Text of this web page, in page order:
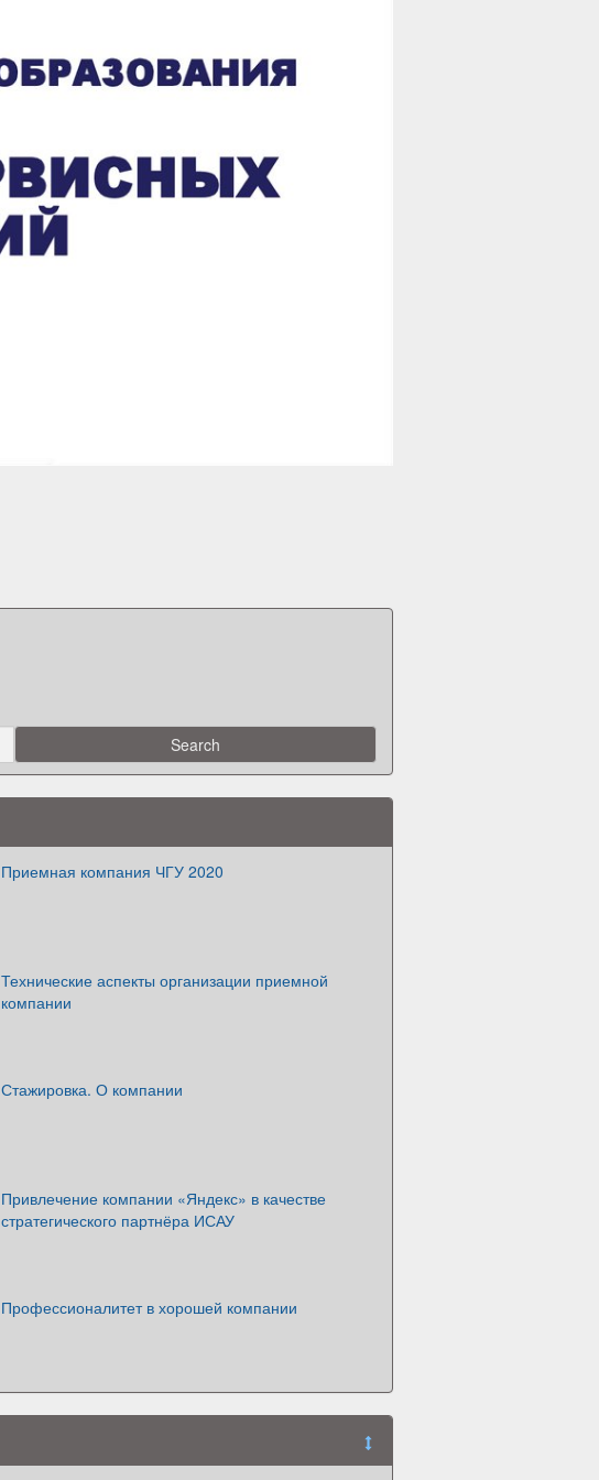
Приемная компания ЧГУ 2020
Технические аспекты организации приемной
компании
Стажировка. О компании
Привлечение компании «Яндекс» в качестве
стратегического партнёра ИСАУ
Профессионалитет в хорошей компании